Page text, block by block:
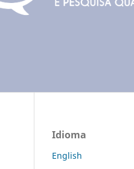
Idioma
English